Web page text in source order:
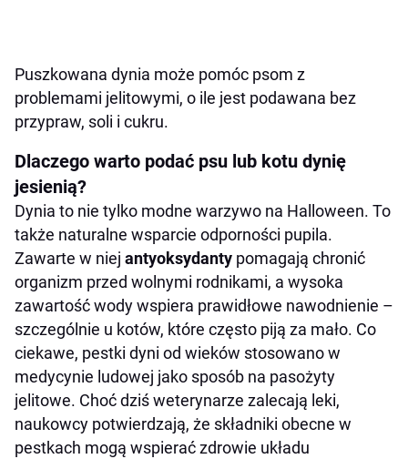
Puszkowana dynia może pomóc psom z
problemami jelitowymi, o ile jest podawana bez
przypraw, soli i cukru.
Dlaczego warto podać psu lub kotu dynię
jesienią?
Dynia to nie tylko modne warzywo na Halloween. To
także naturalne wsparcie odporności pupila.
Zawarte w niej antyoksydanty pomagają chronić
organizm przed wolnymi rodnikami, a wysoka
zawartość wody wspiera prawidłowe nawodnienie –
szczególnie u kotów, które często piją za mało. Co
ciekawe, pestki dyni od wieków stosowano w
medycynie ludowej jako sposób na pasożyty
jelitowe. Choć dziś weterynarze zalecają leki,
naukowcy potwierdzają, że składniki obecne w
pestkach mogą wspierać zdrowie układu